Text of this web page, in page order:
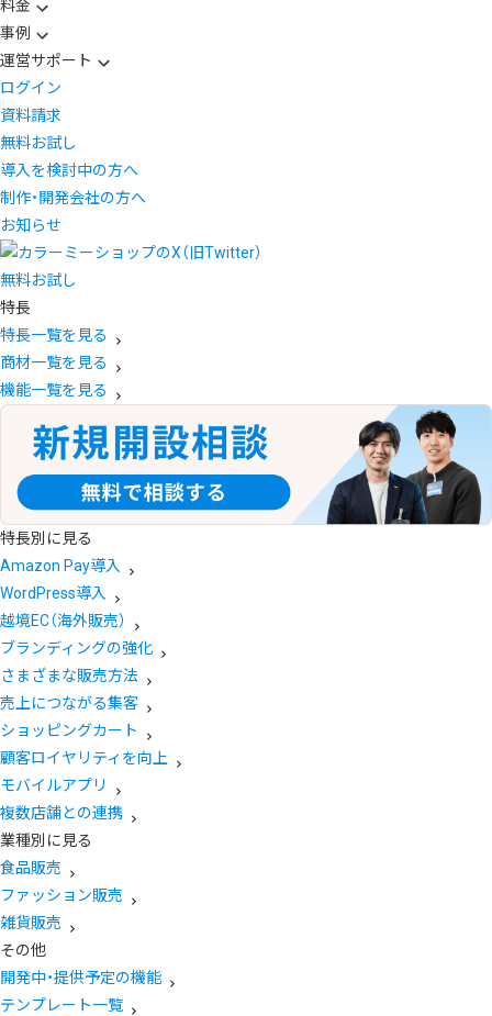
料金
事例
運営サポート
ログイン
資料請求
無料お試し
導入を検討中の方へ
制作・開発会社の方へ
お知らせ
無料お試し
特長
特長一覧を見る
商材一覧を見る
機能一覧を見る
特長別に見る
Amazon Pay導入
WordPress導入
越境EC（海外販売）
ブランディングの強化
さまざまな販売方法
売上につながる集客
ショッピングカート
顧客ロイヤリティを向上
モバイルアプリ
複数店舗との連携
業種別に見る
食品販売
ファッション販売
雑貨販売
その他
開発中・提供予定の機能
テンプレート一覧